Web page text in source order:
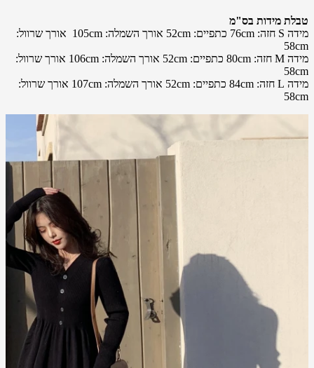
טבלת מידות בס"מ
מידה S חזה: 76cm כתפיים: 52cm אורך השמלה: 105cm אורך שרוול:
58cm
מידה M חזה: 80cm כתפיים: 52cm אורך השמלה: 106cm אורך שרוול:
58cm
מידה L חזה: 84cm כתפיים: 52cm אורך השמלה: 107cm אורך שרוול:
58cm